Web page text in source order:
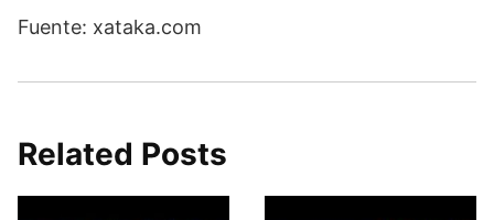
Fuente: xataka.com
Related Posts